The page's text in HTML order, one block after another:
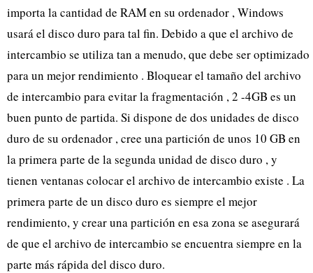
importa la cantidad de RAM en su ordenador , Windows
usará el disco duro para tal fin. Debido a que el archivo de
intercambio se utiliza tan a menudo, que debe ser optimizado
para un mejor rendimiento . Bloquear el tamaño del archivo
de intercambio para evitar la fragmentación , 2 -4GB es un
buen punto de partida. Si dispone de dos unidades de disco
duro de su ordenador , cree una partición de unos 10 GB en
la primera parte de la segunda unidad de disco duro , y
tienen ventanas colocar el archivo de intercambio existe . La
primera parte de un disco duro es siempre el mejor
rendimiento, y crear una partición en esa zona se asegurará
de que el archivo de intercambio se encuentra siempre en la
parte más rápida del disco duro.